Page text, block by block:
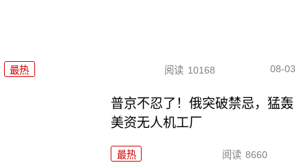
最热 阅读 10168 08-03
普京不忍了！俄突破禁忌，猛轰
美资无人机工厂
最热 阅读 8660